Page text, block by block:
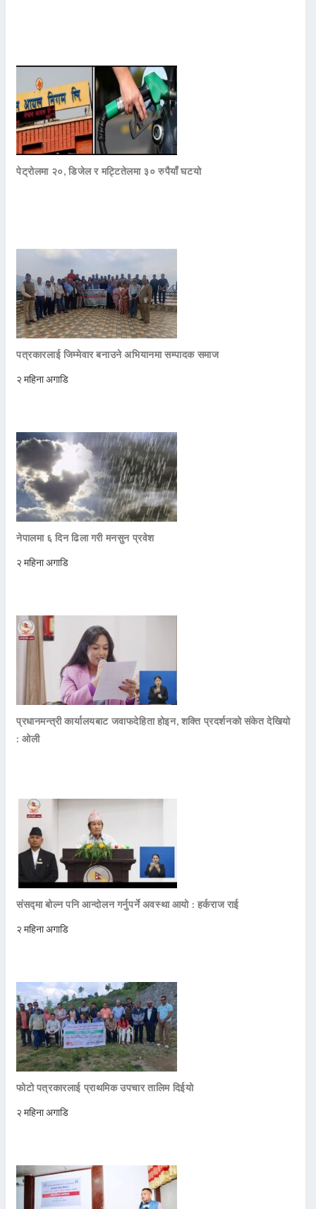
पेट्रोलमा २०, डिजेल र मट्टितेलमा ३० रुपैयाँ घटयो
पत्रकारलाई जिम्मेवार बनाउने अभियानमा सम्पादक समाज
२ महिना अगाडि
नेपालमा ६ दिन ढिला गरी मनसुन प्रवेश
२ महिना अगाडि
प्रधानमन्त्री कार्यालयबाट जवाफदेहिता होइन, शक्ति प्रदर्शनको संकेत देखियो
: ओली
संसद्मा बोल्न पनि आन्दोलन गर्नुपर्ने अवस्था आयो : हर्कराज राई
२ महिना अगाडि
फोटो पत्रकारलाई प्राथमिक उपचार तालिम दिईयो
२ महिना अगाडि